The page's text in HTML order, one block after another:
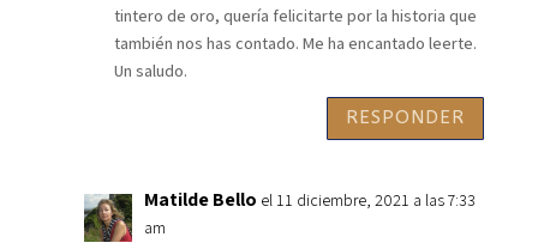
tintero de oro, quería felicitarte por la historia que
también nos has contado. Me ha encantado leerte.
Un saludo.
RESPONDER
Matilde Bello el 11 diciembre, 2021 a las 7:33
am